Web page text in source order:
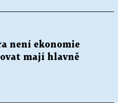
není ekonomie
mají hlavně